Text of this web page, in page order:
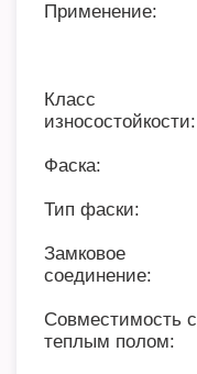
Применение:
Класс
износостойкости:
Фаска:
Тип фаски:
Замковое
соединение:
Совместимость с
теплым полом: